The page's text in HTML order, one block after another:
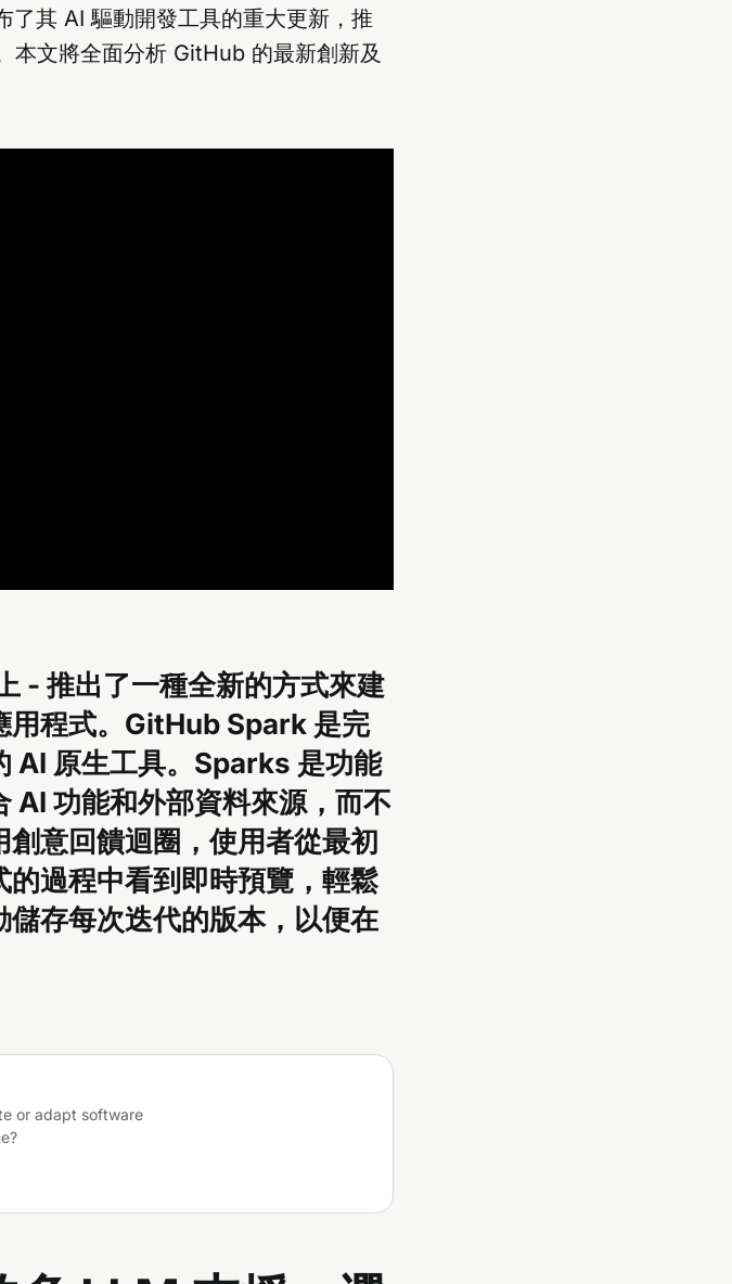
其 AI 驅動開發工具的重大更新，推
本文將全面分析 GitHub 的最新創新及
- 推出了一種全新的方式來建
程式。GitHub Spark 是完
AI 原生工具。Sparks 是功能
AI 功能和外部資料來源，而不
意回饋迴圈，使用者從最初
過程中看到即時預覽，輕鬆
存每次迭代的版本，以便在
or adapt software